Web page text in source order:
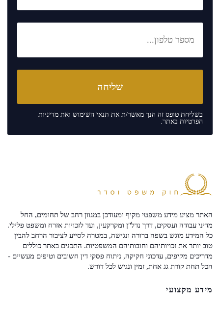
בשליחת טופס זה הנך מאשר/ת את תנאי השימוש ואת מדיניות
הפרטיות באתר.
האתר מציע מידע משפטי מקיף ומעודכן במגוון רחב של תחומים, החל
מדיני עבודה ועסקים, דרך נדל"ן ומקרקעין, ועד לזכויות אזרח ומשפט פלילי.
כל המידע מוגש בשפה ברורה ונגישה, במטרה לסייע לציבור הרחב להבין
טוב יותר את זכויותיהם וחובותיהם המשפטיות. התכנים באתר כוללים
מדריכים מקיפים, עדכוני חקיקה, ניתוח פסקי דין חשובים וטיפים מעשיים -
הכל תחת קורת גג אחת, זמין ונגיש לכל דורש.
מידע מקצועי